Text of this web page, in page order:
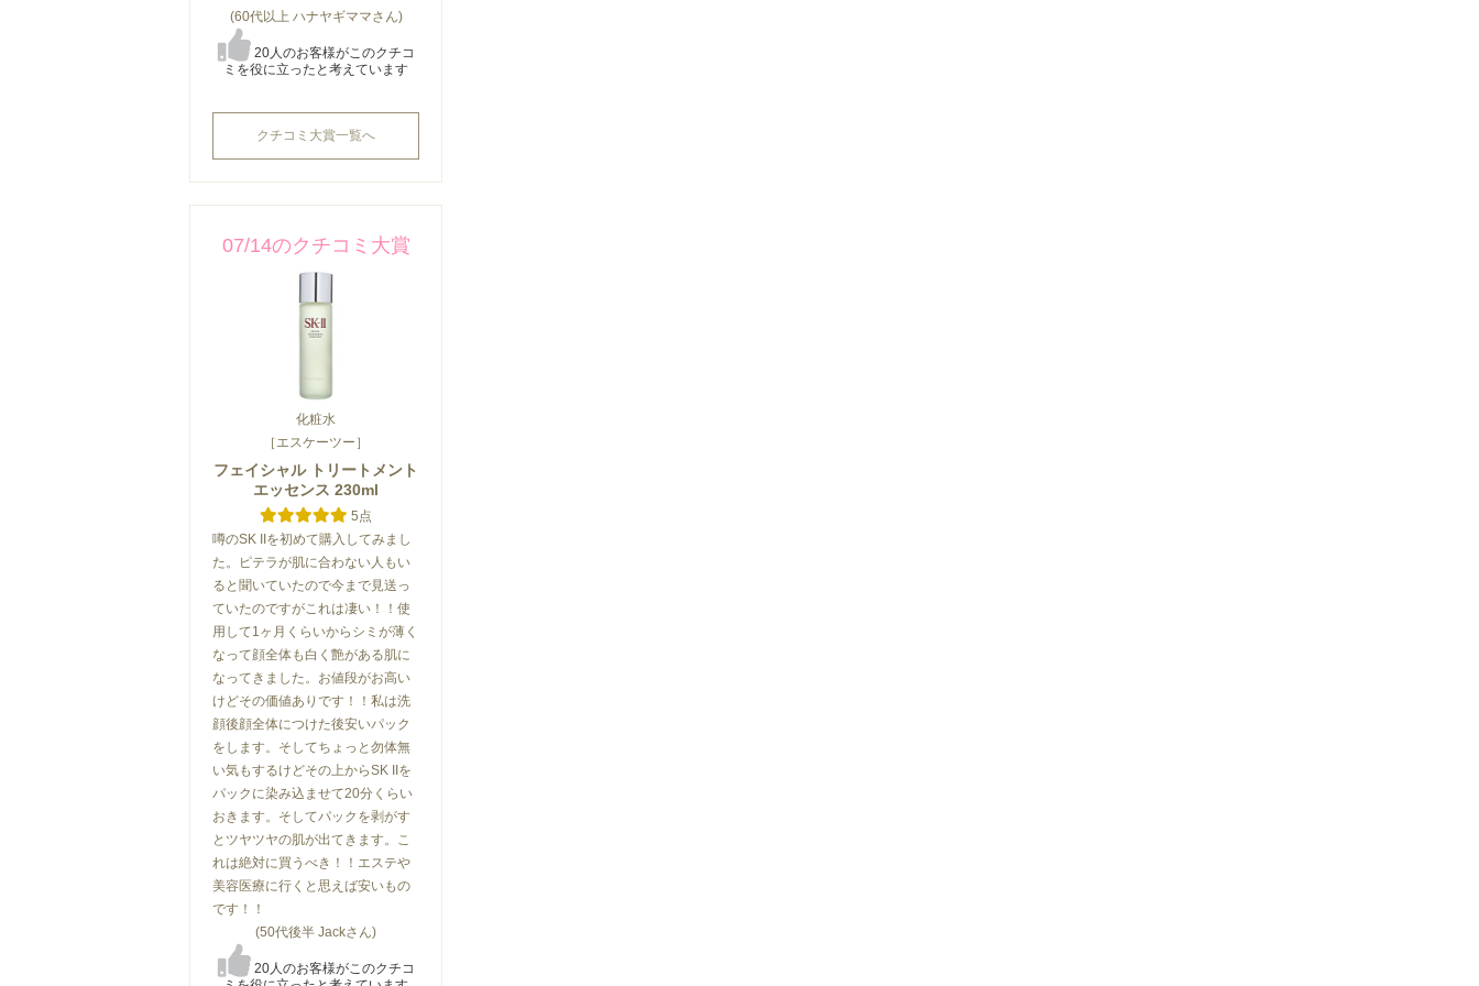
(60代以上 ハナヤギママさん)
20人のお客様がこのクチコ
ミを役に立ったと考えています
クチコミ大賞一覧へ
07/14のクチコミ大賞
化粧水
［エスケーツー］
フェイシャル トリートメント
エッセンス 230ml
5点
噂のSK IIを初めて購入してみまし
た。ピテラが肌に合わない人もい
ると聞いていたので今まで見送っ
ていたのですがこれは凄い！！使
用して1ヶ月くらいからシミが薄く
なって顔全体も白く艶がある肌に
なってきました。お値段がお高い
けどその価値ありです！！私は洗
顔後顔全体につけた後安いパック
をします。そしてちょっと勿体無
い気もするけどその上からSK IIを
パックに染み込ませて20分くらい
おきます。そしてパックを剥がす
とツヤツヤの肌が出てきます。こ
れは絶対に買うべき！！エステや
美容医療に行くと思えば安いもの
です！！
(50代後半 Jackさん)
20人のお客様がこのクチコ